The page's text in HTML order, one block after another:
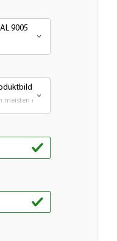
9005
meisten glatten Flächen